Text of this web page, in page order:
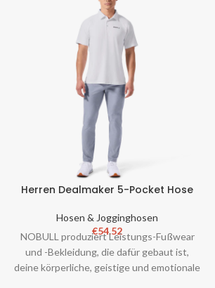
Herren Dealmaker 5-Pocket Hose
Hosen & Jogginghosen
€54.52
NOBULL produziert Leistungs-Fußwear
und -Bekleidung, die dafür gebaut ist,
deine körperliche, geistige und emotionale